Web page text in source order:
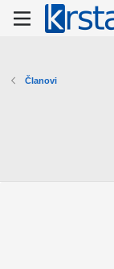
Članovi